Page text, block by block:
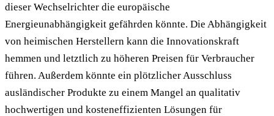
dieser Wechselrichter die europäische
Energieunabhängigkeit gefährden könnte. Die Abhängigkeit
von heimischen Herstellern kann die Innovationskraft
hemmen und letztlich zu höheren Preisen für Verbraucher
führen. Außerdem könnte ein plötzlicher Ausschluss
ausländischer Produkte zu einem Mangel an qualitativ
hochwertigen und kosteneffizienten Lösungen für